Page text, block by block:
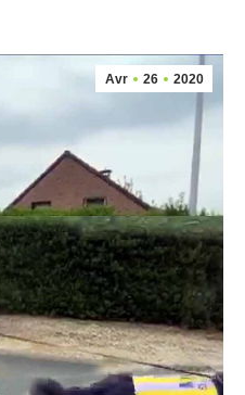
Avr 26 2020